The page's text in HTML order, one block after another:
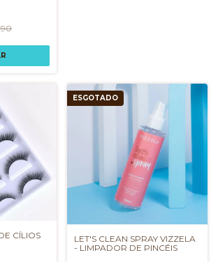
CÍLIOS
ESGOTADO
LET'S CLEAN SPRAY VIZZELA
- LIMPADOR DE PINCÉIS